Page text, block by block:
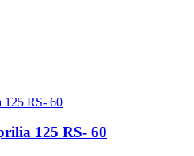
125 RS- 60